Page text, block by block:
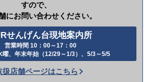
すので、
にお問い合わせください。
せんげん台現地案内所
営業時間 10：00～17：00
曜、年末年始（12/29～1/3）、5/3～5/5
話
扱店舗ページはこちら